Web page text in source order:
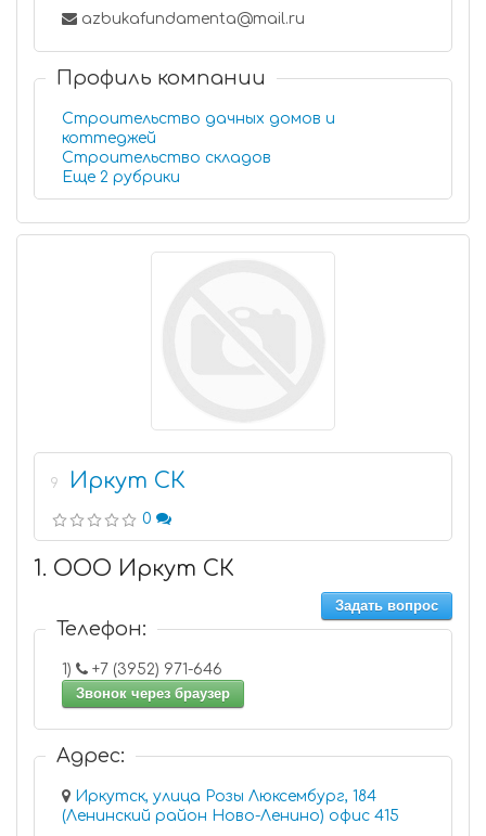
azbukafundamenta@mail.ru
Профиль компании
Строительство дачных домов и
коттеджей
Строительство складов
Еще 2 рубрики
9 Иркут СК
0
1. ООО Иркут СК
Задать вопрос
Телефон:
1)
+7 (3952) 971-646
Звонок через браузер
Адрес:
Иркутск, улица Розы Люксембург, 184
(Ленинский район Ново-Ленино) офис 415